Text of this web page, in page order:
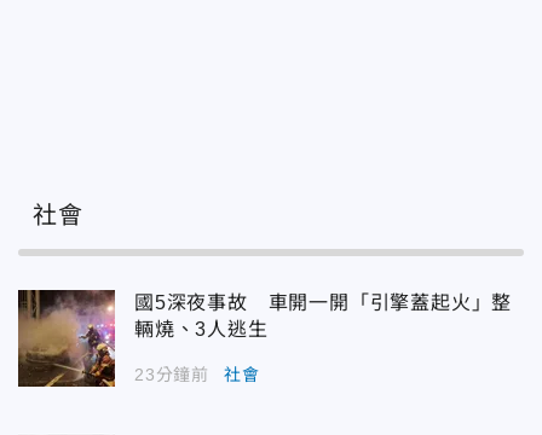
社會
國5深夜事故 車開一開「引擎蓋起火」整
輛燒、3人逃生
23分鐘前 社會